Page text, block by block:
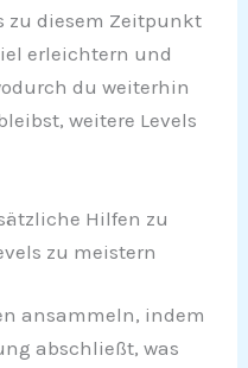
zu diesem Zeitpunkt
erleichtern und
du weiterhin
weitere Levels
Hilfen zu
zu meistern
ansammeln, indem
abschließt, was